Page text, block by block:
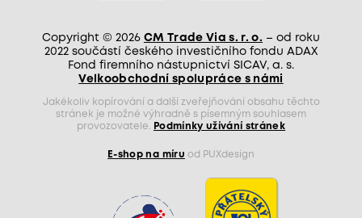
Copyright © 2026 CM Trade Via s. r. o. – od roku
2022 součástí českého investičního fondu ADAX
Fond firemního nástupnictví SICAV, a. s.
Velkoobchodní spolupráce s námi
Jakékoliv kopírování a další zveřejňování obsahu těchto
stránek je možné výhradně s písemným souhlasem
provozovatele.
Podmínky užívání stránek
E-shop na míru od PUXdesign